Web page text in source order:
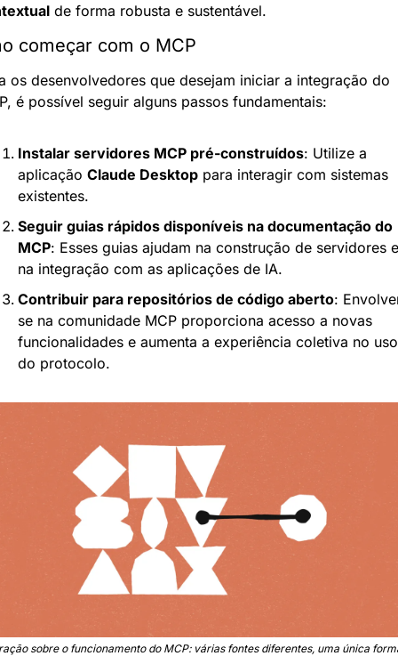
de forma robusta e sustentável.
começar com o MCP
os desenvolvedores que desejam iniciar a integração do
é possível seguir alguns passos fundamentais:
Instalar servidores MCP pré-construídos: Utilize a
aplicação Claude Desktop para interagir com sistemas
existentes.
Seguir guias rápidos disponíveis na documentação do
MCP: Esses guias ajudam na construção de servidores e
na integração com as aplicações de IA.
Contribuir para repositórios de código aberto:
se na comunidade MCP proporciona acesso a novas
funcionalidades e aumenta a experiência coletiva no uso
do protocolo.
sobre o funcionamento do MCP: várias fontes diferentes, uma única